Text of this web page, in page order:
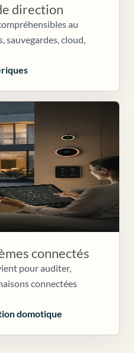
direction
au
sauvegardes, cloud,
connectés
pour auditer,
connectées
domotique